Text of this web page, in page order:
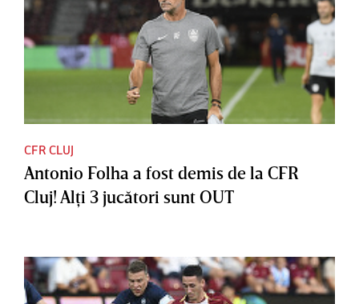
CFR CLUJ
Antonio Folha a fost demis de la CFR
Cluj! Alţi 3 jucători sunt OUT